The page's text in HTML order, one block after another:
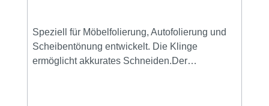
Speziell für Möbelfolierung, Autofolierung und
Scheibentönung entwickelt. Die Klinge
ermöglicht akkurates Schneiden.Der